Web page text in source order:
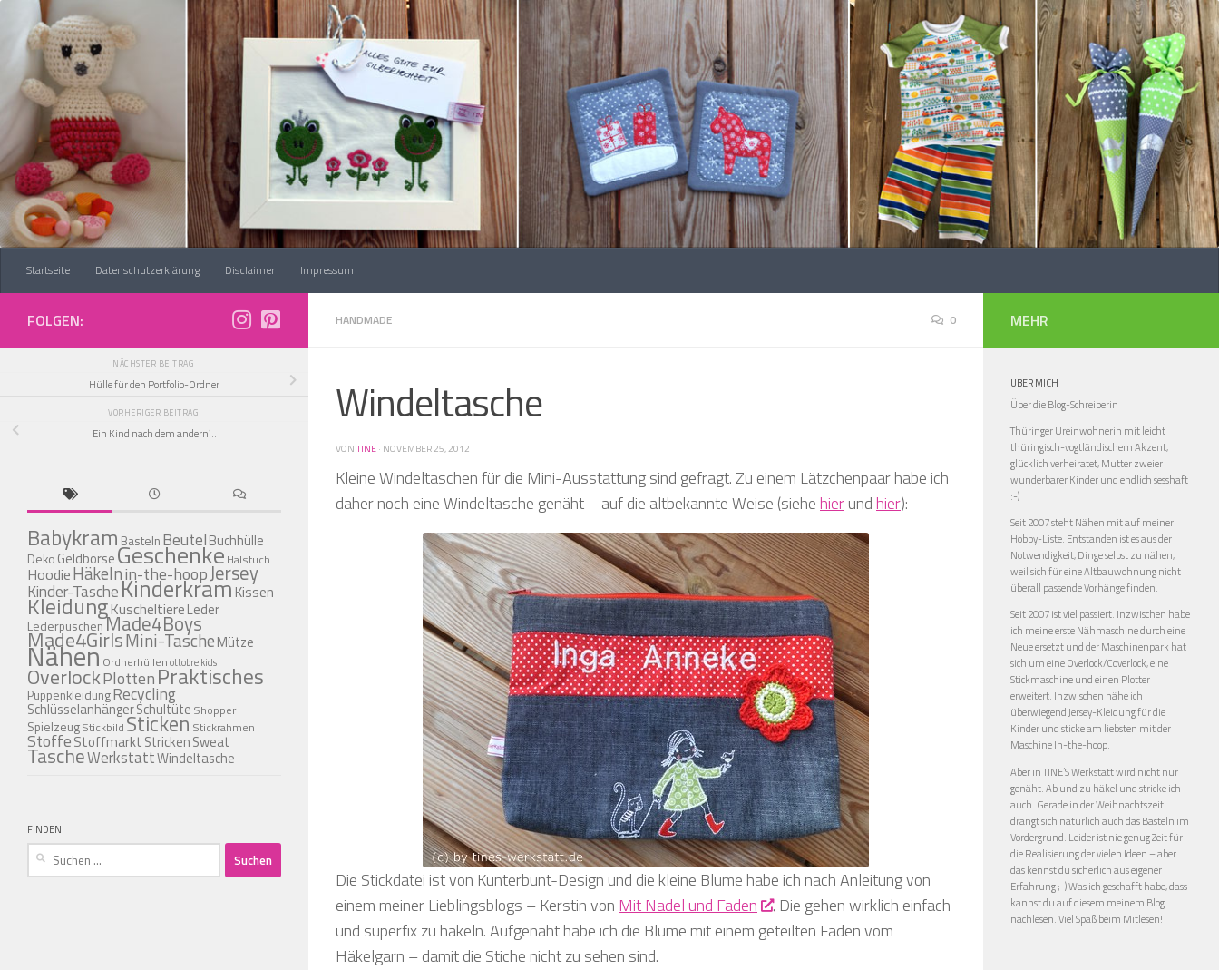
Zum Inhalt springen
Startseite Datenschutzerklärung Disclaimer Impressum
HANDMADE 0
Windeltasche
VONTINE· NOVEMBER 25, 2012
Kleine Windeltaschen für die Mini-Ausstattung sind gefragt. Zu einem Lätzchenpaar habe ich
daher noch eine Windeltasche genäht – auf die altbekannte Weise (siehehierundhier):
Die Stickdatei ist von Kunterbunt-Design und die kleine Blume habe ich nach Anleitung von
einem meiner Lieblingsblogs – Kerstin von Mit Nadel und Faden
. Die gehen wirklich einfach
und superfix zu häkeln. Aufgenäht habe ich die Blume mit einem geteilten Faden vom
Häkelgarn – damit die Stiche nicht zu sehen sind.
FOLGEN:
NÄCHSTER BEITRAG
Hülle für den Portfolio-Ordner
VORHERIGER BEITRAG
Ein Kind nach dem andern’…
Babykram Basteln BeutelBuchhülle
Deko GeldbörseGeschenke Halstuch
HoodieHäkelnin-the-hoopJersey
Kinder-TascheKinderkramKissen
KleidungKuscheltiereLeder
LederpuschenMade4Boys
Made4GirlsMini-TascheMütze
NähenOrdnerhüllenottobre kids
OverlockPlottenPraktisches
PuppenkleidungRecycling
SchlüsselanhängerSchultüte Shopper
SpielzeugStickbildStickenStickrahmen
StoffeStoffmarktStrickenSweat
TascheWerkstattWindeltasche
FINDEN
Suchen
nach:
MEHR
ÜBER MICH
Über die Blog-Schreiberin
Thüringer Ureinwohnerin mit leicht
thüringisch-vogtländischem Akzent,
glücklich verheiratet, Mutter zweier
wunderbarer Kinder und endlich sesshaft
:-)
Seit 2007 steht Nähen mit auf meiner
Hobby-Liste. Entstanden ist es aus der
Notwendigkeit, Dinge selbst zu nähen,
weil sich für eine Altbauwohnung nicht
überall passende Vorhänge finden.
Seit 2007 ist viel passiert. Inzwischen habe
ich meine erste Nähmaschine durch eine
Neue ersetzt und der Maschinenpark hat
sich um eine Overlock/Coverlock, eine
Stickmaschine und einen Plotter
erweitert. Inzwischen nähe ich
überwiegend Jersey-Kleidung für die
Kinder und sticke am liebsten mit der
Maschine In-the-hoop.
Aber in TINE’S Werkstatt wird nicht nur
genäht. Ab und zu häkel und stricke ich
auch. Gerade in der Weihnachtszeit
drängt sich natürlich auch das Basteln im
Vordergrund. Leider ist nie genug Zeit für
die Realisierung der vielen Ideen – aber
das kennst du sicherlich aus eigener
Erfahrung ;-) Was ich geschafft habe, dass
kannst du auf diesem meinem Blog
nachlesen. Viel Spaß beim Mitlesen!